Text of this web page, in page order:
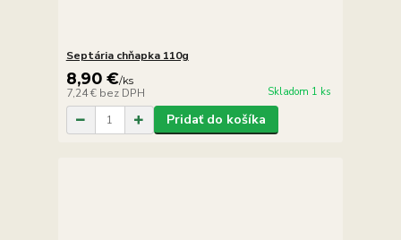
Septária chňapka 110g
8,90 €/ks
7,24 € bez DPH Skladom 1 ks
Pridať do košíka